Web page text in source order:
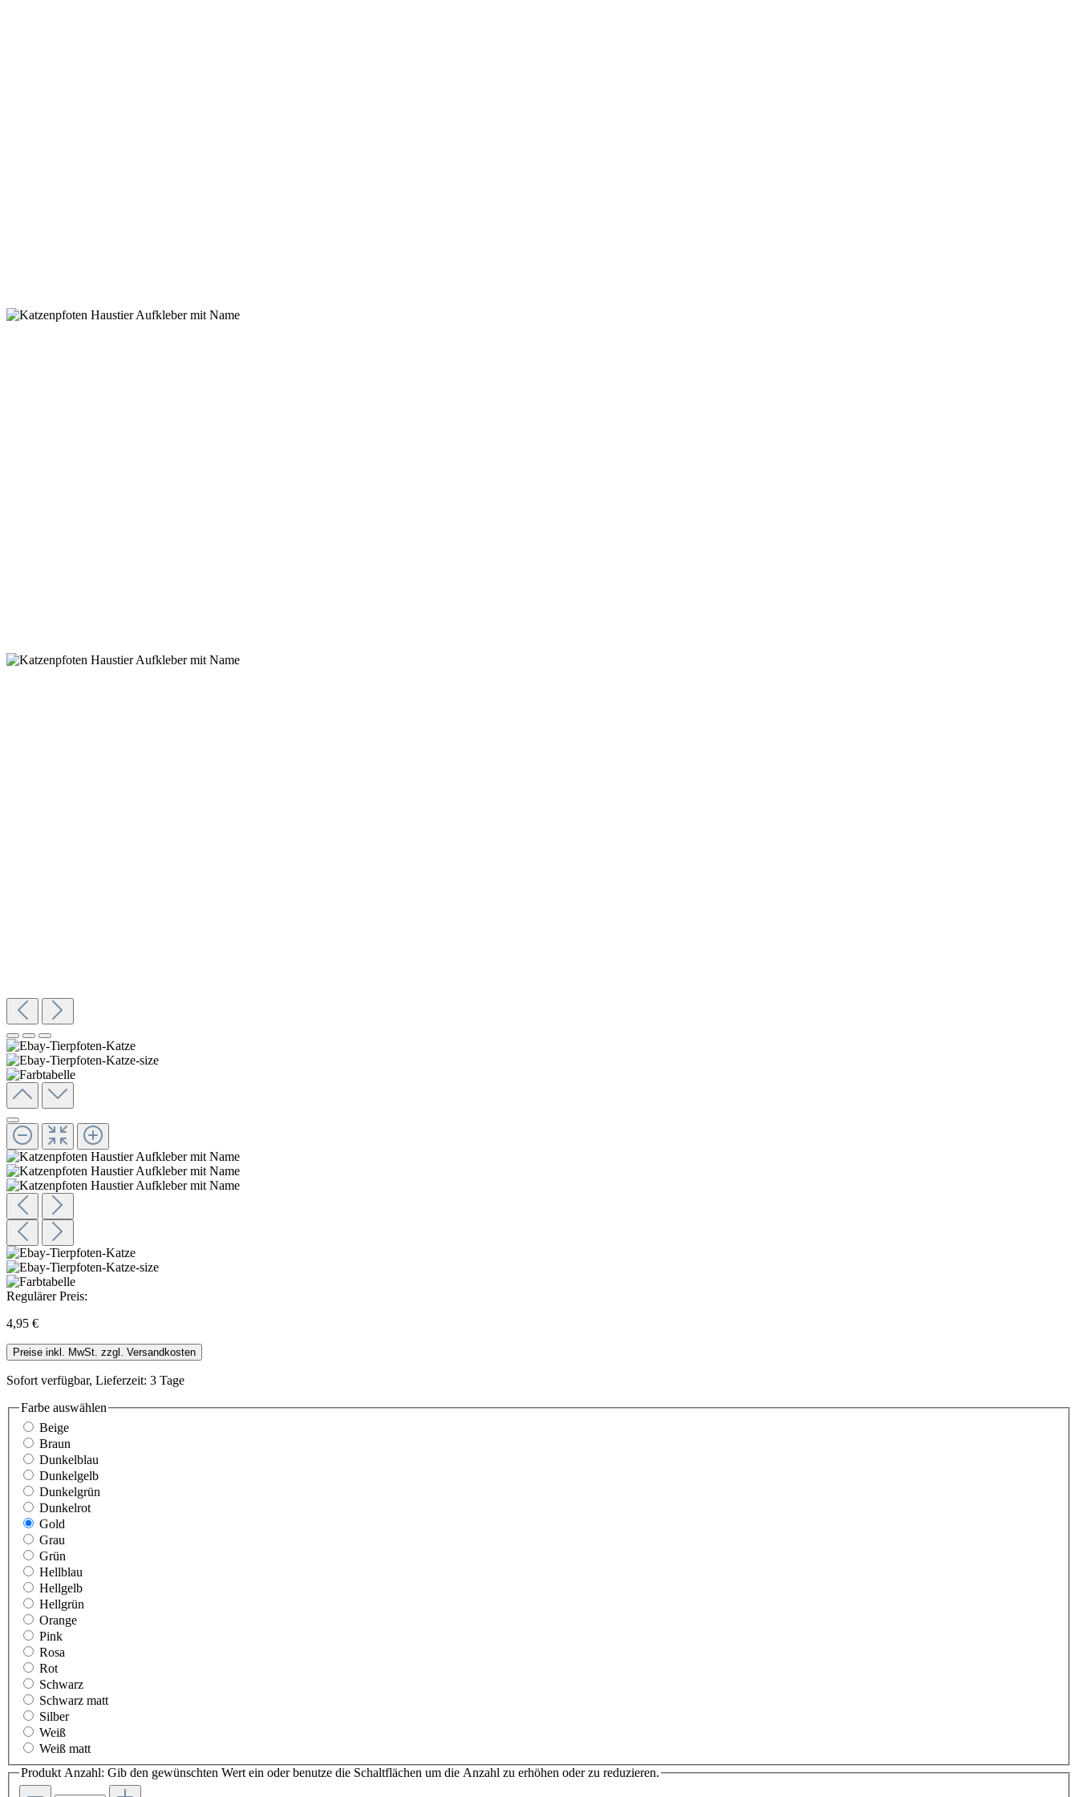
Regulärer Preis:
4,95 €
Preise inkl. MwSt. zzgl. Versandkosten
Sofort verfügbar, Lieferzeit: 3 Tage
Farbe auswählen
Beige
Braun
Dunkelblau
Dunkelgelb
Dunkelgrün
Dunkelrot
Gold
Grau
Grün
Hellblau
Hellgelb
Hellgrün
Orange
Pink
Rosa
Rot
Schwarz
Schwarz matt
Silber
Weiß
Weiß matt
Produkt Anzahl: Gib den gewünschten Wert ein oder benutze die Schaltflächen um die Anzahl zu erhöhen oder zu reduzieren.